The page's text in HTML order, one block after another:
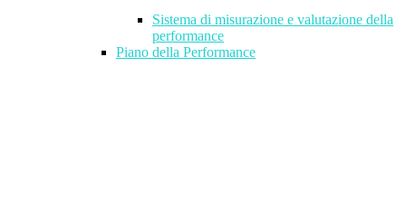
Sistema di misurazione e valutazione della
performance
Piano della Performance